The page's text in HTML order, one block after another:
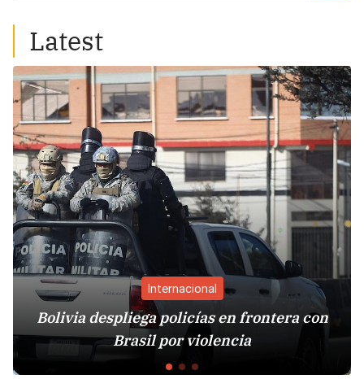
Latest
Internacional
Bolivia despliega policías en frontera con
Brasil por violencia